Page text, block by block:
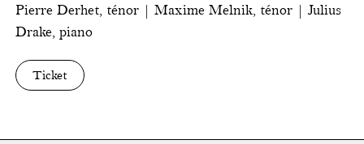
Pierre Derhet, ténor | Maxime Melnik, ténor | Julius
Drake, piano
Ticket